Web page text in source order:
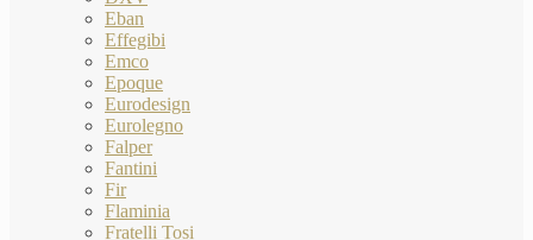
Eban
Effegibi
Emco
Epoque
Eurodesign
Eurolegno
Falper
Fantini
Fir
Flaminia
Fratelli Tosi